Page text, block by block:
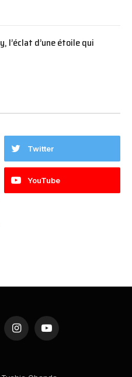
l’éclat d’une étoile qui
Twitter
YouTube
InstagramYouTube